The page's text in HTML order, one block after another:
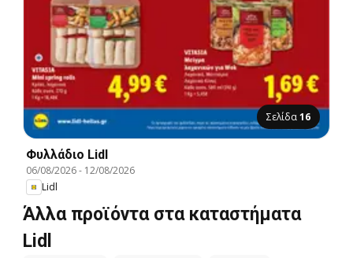
Σελίδα16
Φυλλάδιο Lidl
06/08/2026- 12/08/2026
Lidl
Άλλα προϊόντα στα καταστήματα
Lidl